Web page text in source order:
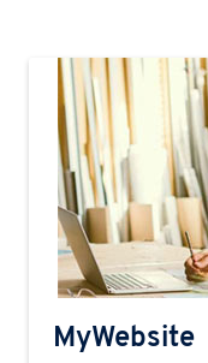
MyWebsite